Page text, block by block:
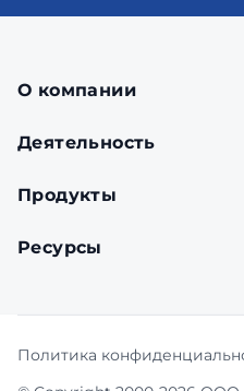
О компании
Деятельность
Продукты
Ресурсы
Политика